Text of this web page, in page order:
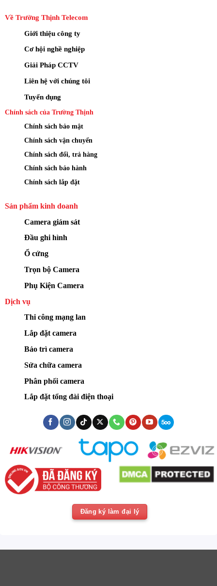
Về Trường Thịnh Telecom
Giới thiệu công ty
Cơ hội nghề nghiệp
Giải Pháp CCTV
Liên hệ với chúng tôi
Tuyển dụng
Chính sách của Trường Thịnh
Chính sách bảo mật
Chính sách vận chuyển
Chính sách đổi, trả hàng
Chính sách bảo hành
Chính sách lắp đặt
Sản phẩm kinh doanh
Camera giám sát
Đầu ghi hình
Ổ cứng
Trọn bộ Camera
Phụ Kiện Camera
Dịch vụ
Thi công mạng lan
Lắp đặt camera
Bảo trì camera
Sửa chữa camera
Phân phối camera
Lắp đặt tổng đài điện thoại
Đăng ký làm đại lý